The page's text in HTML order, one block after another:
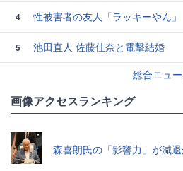
4 性被害者の友人「ラッキーやん」
5
池田直人 佐藤佳奈と電撃結婚
総合ニュ
画像アクセスランキング
森喜朗氏の「影響力」が減